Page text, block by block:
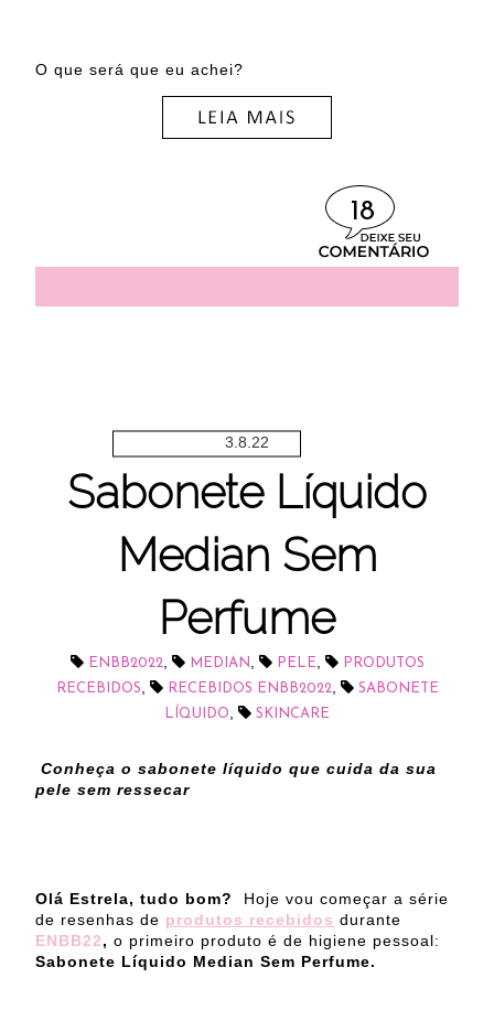
O que será que eu achei?
18
3.8.22
Sabonete Líquido
Median Sem
Perfume
ENBB2022 MEDIAN PELE
PRODUTOS
RECEBIDOS
RECEBIDOS ENBB2022
SABONETE
LÍQUIDO
SKINCARE
Conheça o sabonete líquido que cuida da sua
pele sem ressecar
Olá Estrela, tudo bom? Hoje vou começar a série
de resenhas de produtos recebidos durante
ENBB22, o primeiro produto é de higiene pessoal:
Sabonete Líquido Median Sem Perfume.